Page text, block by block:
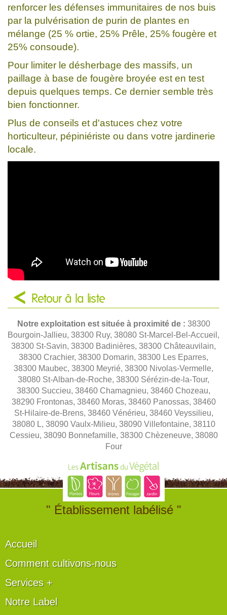
renforcer les défenses immunitaires de nos buis
par la pulvérisation de purin de plantes en
mélange (25 % ortie, 25% Prêle, 25% fougère et
25% consoude).
Pour limiter le désherbage des massifs, un
paillage à base de fougère broyée est en test
depuis quelques temps. Ce dernier semble très
bien fonctionner.
Plus de conseils et d'astuces chez votre
horticulteur, pépiniériste ou dans votre jardinerie
locale.
Retour à la liste
Notre exploitation est située à proximité de : 38300
Bourgoin-Jallieu, 38300 Ruy, 38080 St-Marcel-Bel-Accueil,
38300 St-Savin, 38300 Badinières, 38300 Châteauvilain,
38300 Crachier, 38300 Domarin, 38300 Les Eparres,
38300 Maubec, 38300 Meyrié, 38300 Nivolas-Vermelle,
38080 St-Alban-de-Roche, 38300 Sérézin-de-la-Tour,
38300 Succieu, 38460 Chamagnieu, 38460 Chozeau,
38290 Frontonas, 38460 Moras, 38460 Panossas, 38460
St-Hilaire-de-Brens, 38460 Vénérieu, 38460 Veyssilieu,
38080 L, 38090 Vaulx-Milieu, 38090 Villefontaine, 38110
Cessieu, 38090 Bonnefamille, 38300 Chèzeneuve, 38080
Four
" Établissement labélisé "
Accueil
Comment cultivons-nous
Services +
Notre Label